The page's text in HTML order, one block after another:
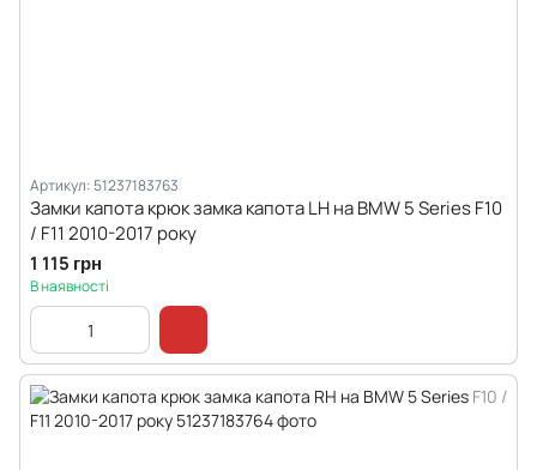
Артикул: 51237183763
Замки капота крюк замка капота LH на BMW 5 Series F10
/ F11 2010-2017 року
1 115 грн
В наявності